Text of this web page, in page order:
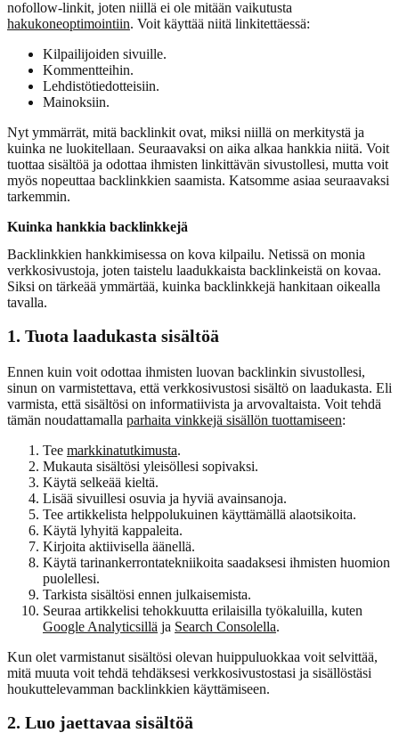
nofollow-linkit, joten niillä ei ole mitään vaikutusta
hakukoneoptimointiin. Voit käyttää niitä linkitettäessä:
Kilpailijoiden sivuille.
Kommentteihin.
Lehdistötiedotteisiin.
Mainoksiin.
Nyt ymmärrät, mitä backlinkit ovat, miksi niillä on merkitystä ja
kuinka ne luokitellaan. Seuraavaksi on aika alkaa hankkia niitä. Voit
tuottaa sisältöä ja odottaa ihmisten linkittävän sivustollesi, mutta voit
myös nopeuttaa backlinkkien saamista. Katsomme asiaa seuraavaksi
tarkemmin.
Kuinka hankkia backlinkkejä
Backlinkkien hankkimisessa on kova kilpailu. Netissä on monia
verkkosivustoja, joten taistelu laadukkaista backlinkeistä on kovaa.
Siksi on tärkeää ymmärtää, kuinka backlinkkejä hankitaan oikealla
tavalla.
1. Tuota laadukasta sisältöä
Ennen kuin voit odottaa ihmisten luovan backlinkin sivustollesi,
sinun on varmistettava, että verkkosivustosi sisältö on laadukasta. Eli
varmista, että sisältösi on informatiivista ja arvovaltaista. Voit tehdä
tämän noudattamalla parhaita vinkkejä sisällön tuottamiseen:
Tee markkinatutkimusta.
Mukauta sisältösi yleisöllesi sopivaksi.
Käytä selkeää kieltä.
Lisää sivuillesi osuvia ja hyviä avainsanoja.
Tee artikkelista helppolukuinen käyttämällä alaotsikoita.
Käytä lyhyitä kappaleita.
Kirjoita aktiivisella äänellä.
Käytä tarinankerrontatekniikoita saadaksesi ihmisten huomion
puolellesi.
Tarkista sisältösi ennen julkaisemista.
Seuraa artikkelisi tehokkuutta erilaisilla työkaluilla, kuten
Google Analyticsillä ja Search Consolella.
Kun olet varmistanut sisältösi olevan huippuluokkaa voit selvittää,
mitä muuta voit tehdä tehdäksesi verkkosivustostasi ja sisällöstäsi
houkuttelevamman backlinkkien käyttämiseen.
2. Luo jaettavaa sisältöä